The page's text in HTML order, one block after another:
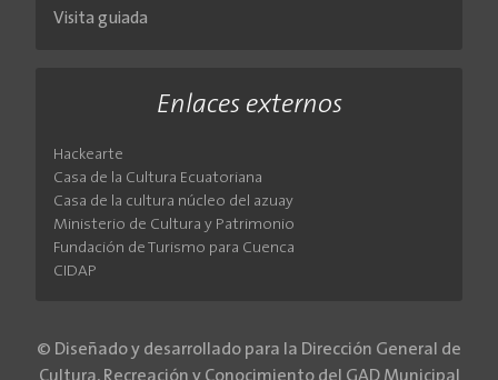
Visita guiada
Enlaces externos
Hackearte
Casa de la Cultura Ecuatoriana
Casa de la cultura núcleo del azuay
Ministerio de Cultura y Patrimonio
Fundación de Turismo para Cuenca
CIDAP
© Diseñado y desarrollado para la Dirección General de